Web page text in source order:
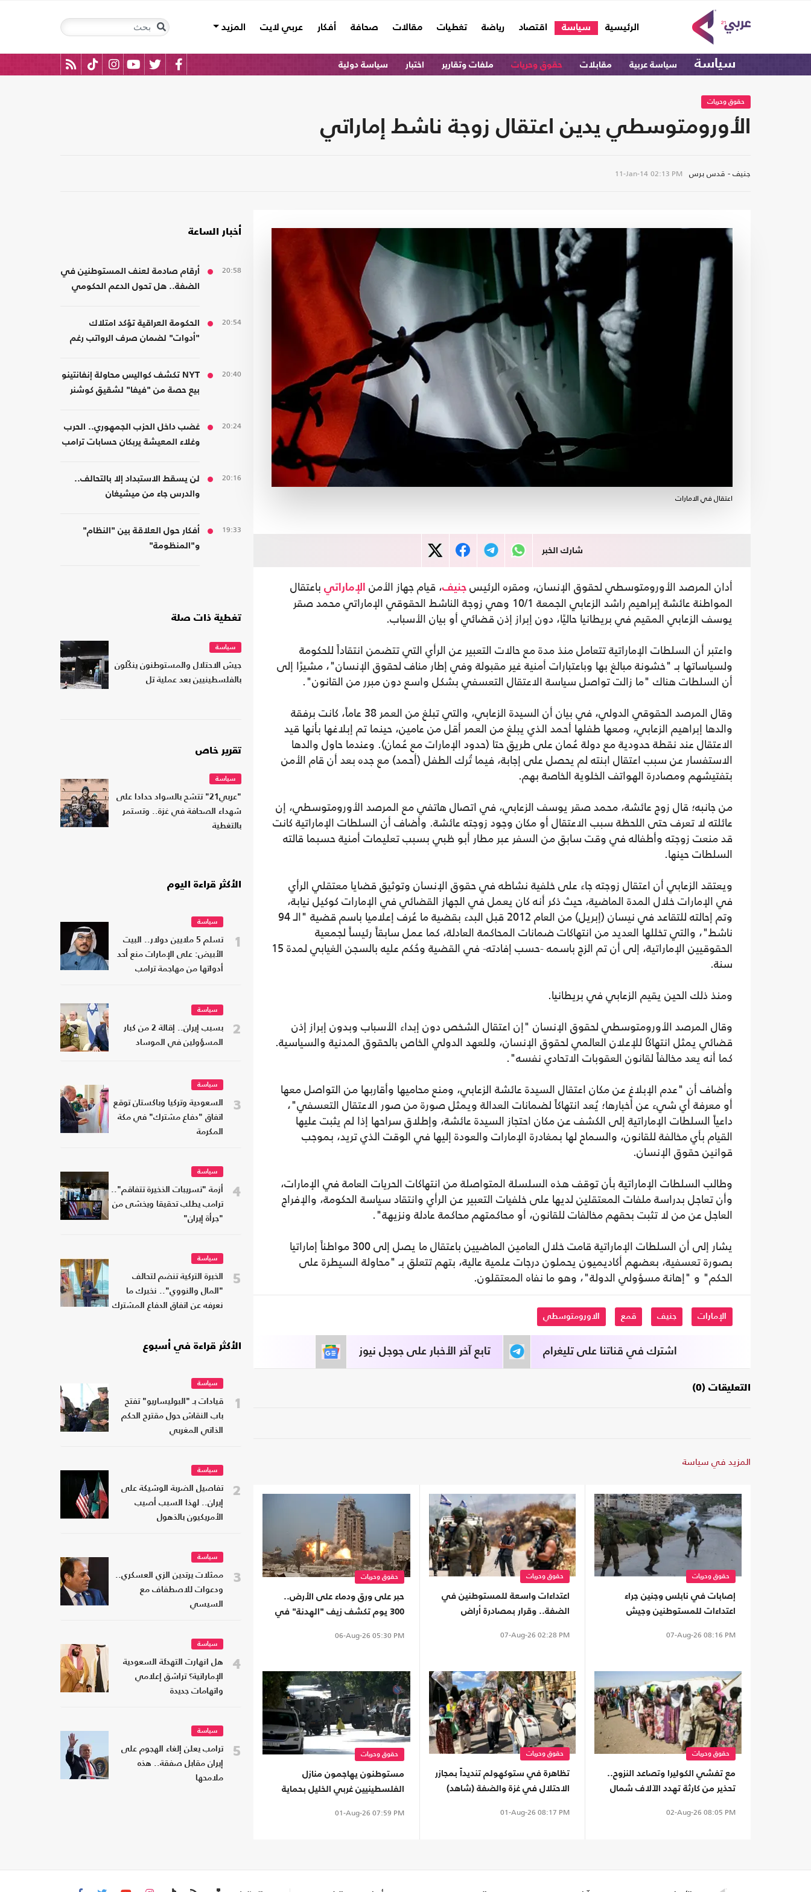
الرئيسية
(current) سياسة اقتصاد رياضة تغطيات مقالات صحافة أفكار عربي لايت المزيد
سياسة سياسة عربية مقابلات حقوق وحريات ملفات وتقارير اختبار سياسة دولية
حقوق وحريات
الأورومتوسطي يدين اعتقال زوجة ناشط إماراتي
جنيف - قدس برس 11-Jan-14 02:13 PM
اعتقال في الامارات
شارك الخبر
أدان المرصد الأورومتوسطي لحقوق الإنسان، ومقره الرئيس جنيف، قيام جهاز الأمن الإماراتي باعتقال
المواطنة عائشة إبراهيم راشد الزعابي الجمعة 10/1 وهي زوجة الناشط الحقوقي الإماراتي محمد صقر
يوسف الزعابي المقيم في بريطانيا حاليًا، دون إبراز إذن قضائي أو بيان الأسباب.
واعتبر أن السلطات الإماراتية تتعامل منذ مدة مع حالات التعبير عن الرأي التي تتضمن انتقاداً للحكومة
ولسياساتها بـ "خشونة مبالغ بها وباعتبارات أمنية غير مقبولة وفي إطار مناف لحقوق الإنسان"، مشيرًا إلى
أن السلطات هناك "ما زالت تواصل سياسة الاعتقال التعسفي بشكل واسع دون مبرر من القانون".
وقال المرصد الحقوقي الدولي، في بيان أن السيدة الزعابي، والتي تبلغ من العمر 38 عاماً، كانت برفقة
والدها إبراهيم الزعابي، ومعها طفلها أحمد الذي يبلغ من العمر أقل من عامين، حينما تم إبلاغها بأنها قيد
الاعتقال عند نقطة حدودية مع دولة عُمان على طريق حتا (حدود الإمارات مع عُمان). وعندما حاول والدها
الاستفسار عن سبب اعتقال ابنته لم يحصل على إجابة، فيما تُرك الطفل (أحمد) مع جده بعد أن قام الأمن
بتفتيشهم ومصادرة الهواتف الخلوية الخاصة بهم.
من جانبه؛ قال زوج عائشة، محمد صقر يوسف الزعابي، في اتصال هاتفي مع المرصد الأورومتوسطي، إن
عائلته لا تعرف حتى اللحظة سبب الاعتقال أو مكان وجود زوجته عائشة. وأضاف أن السلطات الإماراتية كانت
قد منعت زوجته وأطفاله في وقت سابق من السفر عبر مطار أبو ظبي بسبب تعليمات أمنية حسبما قالته
السلطات حينها.
ويعتقد الزعابي أن اعتقال زوجته جاء على خلفية نشاطه في حقوق الإنسان وتوثيق قضايا معتقلي الرأي
في الإمارات خلال المدة الماضية، حيث ذكر أنه كان يعمل في الجهاز القضائي في الإمارات كوكيل نيابة،
وتم إحالته للتقاعد في نيسان (إبريل) من العام 2012 قبل البدء بقضية ما عُرف إعلاميا باسم قضية "الـ 94
ناشط"، والتي تخللها العديد من انتهاكات ضمانات المحاكمة العادلة، كما عمل سابقاً رئيساً لجمعية
الحقوقيين الإماراتية، إلى أن تم الزج باسمه -حسب إفادته- في القضية وحُكم عليه بالسجن الغيابي لمدة 15
سنة.
ومنذ ذلك الحين يقيم الزعابي في بريطانيا.
وقال المرصد الأورومتوسطي لحقوق الإنسان "إن اعتقال الشخص دون إبداء الأسباب وبدون إبراز إذن
قضائي يمثل انتهاكًا للإعلان العالمي لحقوق الإنسان، وللعهد الدولي الخاص بالحقوق المدنية والسياسية.
كما أنه يعد مخالفاً لقانون العقوبات الاتحادي نفسه".
وأضاف أن "عدم الإبلاغ عن مكان اعتقال السيدة عائشة الزعابي، ومنع محاميها وأقاربها من التواصل معها
أو معرفة أي شيء عن أخبارها؛ يُعد انتهاكاً لضمانات العدالة ويمثل صورة من صور الاعتقال التعسفي"،
داعياً السلطات الإماراتية إلى الكشف عن مكان احتجاز السيدة عائشة، وإطلاق سراحها إذا لم يثبت عليها
القيام بأي مخالفة للقانون، والسماح لها بمغادرة الإمارات والعودة إليها في الوقت الذي تريد، بموجب
قوانين حقوق الإنسان.
وطالب السلطات الإماراتية بأن توقف هذه السلسلة المتواصلة من انتهاكات الحريات العامة في الإمارات،
وأن تعاجل بدراسة ملفات المعتقلين لديها على خلفيات التعبير عن الرأي وانتقاد سياسة الحكومة، والإفراج
العاجل عن من لا تثبت بحقهم مخالفات للقانون، أو محاكمتهم محاكمة عادلة ونزيهة".
يشار إلى أن السلطات الإماراتية قامت خلال العامين الماضيين باعتقال ما يصل إلى 300 مواطناً إماراتيا
بصورة تعسفية، بعضهم أكاديميون يحملون درجات علمية عالية، بتهم تتعلق بـ "محاولة السيطرة على
الحكم" و "إهانة مسؤولي الدولة"، وهو ما نفاه المعتقلون.
الإمارات جنيف قمع الاورومتوسطي
تابع آخر الأخبار على جوجل نيوز اشترك في قناتنا على تليغرام
التعليقات (0)
المزيد في سياسة
حقوق وحريات
إصابات في نابلس وجنين جراء
اعتداءات للمستوطنين وجيش
07-Aug-26 08:16 PM
حقوق وحريات
اعتداءات واسعة للمستوطنين في
الضفة.. وقرار بمصادرة أراض
07-Aug-26 02:28 PM
حقوق وحريات
حبر على ورق ودماء على الأرض..
300 يوم تكشف زيف "الهدنة" في
06-Aug-26 05:30 PM
حقوق وحريات
مع تفشي الكوليرا وتصاعد النزوح..
تحذير من كارثة تهدد الآلاف شمال
02-Aug-26 08:05 PM
حقوق وحريات
تظاهرة في ستوكهولم تنديداً بمجازر
الاحتلال في غزة والضفة (شاهد)
01-Aug-26 08:17 PM
حقوق وحريات
مستوطنون يهاجمون منازل
الفلسطينيين غربي الخليل بحماية
01-Aug-26 07:59 PM
أخبار الساعة
20:58
أرقام صادمة لعنف المستوطنين في
الضفة.. هل تحول الدعم الحكومي
20:54
الحكومة العراقية تؤكد امتلاك
"أدوات" لضمان صرف الرواتب رغم
20:40
NYT تكشف كواليس محاولة إنفانتينو
بيع حصة من "فيفا" لشقيق كوشنر
20:24
غضب داخل الحزب الجمهوري.. الحرب
وغلاء المعيشة يربكان حسابات ترامب
20:16
لن يسقط الاستبداد إلا بالتحالف..
والدرس جاء من ميشيغان
19:33
أفكار حول العلاقة بين "النظام"
و"المنظومة"
تغطية ذات صلة
سياسة
جيش الاحتلال والمستوطنون ينكّلون
بالفلسطينيين بعد عملية تل
تقرير خاص
سياسة
"عربي21" تتشح بالسواد حدادا على
شهداء الصحافة في غزة.. وتستمر
بالتغطية
الأكثر قراءة اليوم
1
سياسة
تسلم 5 ملايين دولار.. البيت
الأبيض: على الإمارات منع أحد
أدواتها من مهاجمة ترامب
2
سياسة
بسبب إيران.. إقالة 2 من كبار
المسؤولين في الموساد
3
سياسة
السعودية وتركيا وباكستان توقع
اتفاق "دفاع مشترك" في مكة
المكرمة
4
سياسة
أزمة "تسريبات الذخيرة تتفاقم"..
ترامب يطلب تحقيقا ويخشى من
"جرأة إيران"
5
سياسة
الخبرة التركية تنضم لتحالف
"المال والنووي".. نخبرك ما
نعرفه عن اتفاق الدفاع المشترك
الأكثر قراءة في أسبوع
1
سياسة
قيادات بـ "البوليساريو" تفتح
باب النقاش حول مقترح الحكم
الذاتي المغربي
2
سياسة
تفاصيل الضربة الوشيكة على
إيران.. لهذا السبب أصيب
الأمريكيون بالذهول
3
سياسة
ممثلات يرتدين الزي العسكري..
ودعوات للاصطفاف مع
السيسي
4
سياسة
هل انهارت التهدئة السعودية
الإماراتية؟ تراشق إعلامي
واتهامات جديدة
5
سياسة
ترامب يعلن إلغاء الهجوم على
إيران مقابل صفقة.. هذه
ملامحها